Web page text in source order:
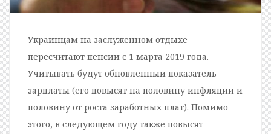
Украинцам на заслуженном отдыхе
пересчитают пенсии с 1 марта 2019 года.
Учитывать будут обновленный показатель
зарплаты (его повысят на половину инфляции и
половину от роста заработных плат). Помимо
этого, в следующем году также повысят